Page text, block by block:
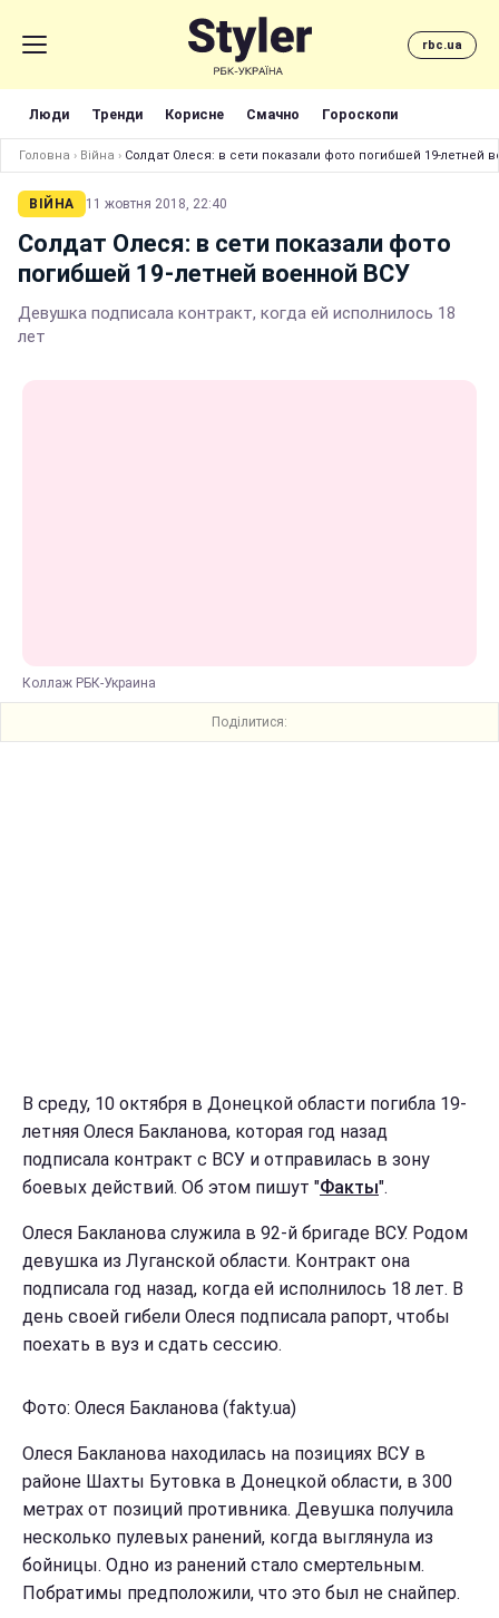
rbc.ua
Люди Тренди Корисне Смачно Гороскопи
Головна › Війна › Солдат Олеся: в сети показали фото погибшей 19-летней
ВІЙНА 11 жовтня 2018, 22:40
Солдат Олеся: в сети показали фото
погибшей 19-летней военной ВСУ
Девушка подписала контракт, когда ей исполнилось 18
лет
Коллаж РБК-Украина
Поділитися:
В среду, 10 октября в Донецкой области погибла 19-
летняя Олеся Бакланова, которая год назад
подписала контракт с ВСУ и отправилась в зону
боевых действий. Об этом пишут "Факты".
Олеся Бакланова служила в 92-й бригаде ВСУ. Родом
девушка из Луганской области. Контракт она
подписала год назад, когда ей исполнилось 18 лет. В
день своей гибели Олеся подписала рапорт, чтобы
поехать в вуз и сдать сессию.
Фото: Олеся Бакланова (fakty.ua)
Олеся Бакланова находилась на позициях ВСУ в
районе Шахты Бутовка в Донецкой области, в 300
метрах от позиций противника. Девушка получила
несколько пулевых ранений, когда выглянула из
бойницы. Одно из ранений стало смертельным.
Побратимы предположили, что это был не снайпер.